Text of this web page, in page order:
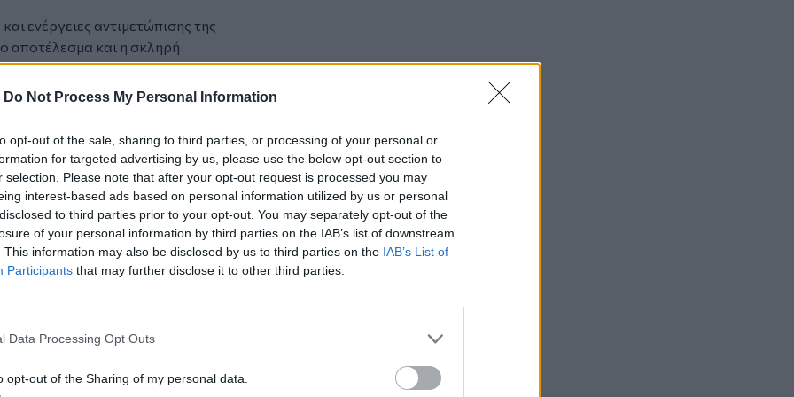
Do Not Process My Personal Information
opt-out of the sale, sharing to third parties, or processing of your personal or
for targeted advertising by us, please use the below opt-out section to
selection. Please note that after your opt-out request is processed you may
interest-based ads based on personal information utilized by us or personal
to third parties prior to your opt-out. You may separately opt-out of the
of your personal information by third parties on the IAB’s list of downstream
This information may also be disclosed by us to third parties on the IAB’s List of
Participants that may further disclose it to other third parties.
Data Processing Opt Outs
opt-out of the Sharing of my personal data.
ενέργειες αντιμετώπισης της
αποτέλεσμα και η σκληρή
του συστήματος και μαρτυρά την
κατάστασης.
του προβλήματος αλλά και της
επίσημος (κεντρικός) μηχανισμός
δράσης ενδείκνυται να εστιάσουν
με επίκεντρο την απόκτηση
υιοθέτηση ατομικής ευθύνης και
ενός ειδικού μοντέλου πρόληψης το
οδηγικής ασφάλειας και
υποστήριξης, ενημερώσεων,
μέσω ειδικών
έμφαση στη στάση και τις
και θέση (οδηγός, εκπαιδευτής
μηχανικός τεχνικού ελέγχου και
και βελτίωσης των οδικών